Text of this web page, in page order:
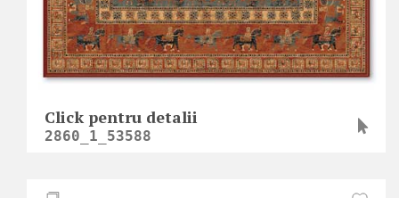
Click pentru detalii
2860_1_53588